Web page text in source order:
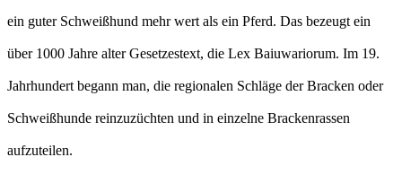
ein guter Schweißhund mehr wert als ein Pferd. Das bezeugt ein
über 1000 Jahre alter Gesetzestext, die Lex Baiuwariorum. Im 19.
Jahrhundert begann man, die regionalen Schläge der Bracken oder
Schweißhunde reinzuzüchten und in einzelne Brackenrassen
aufzuteilen.